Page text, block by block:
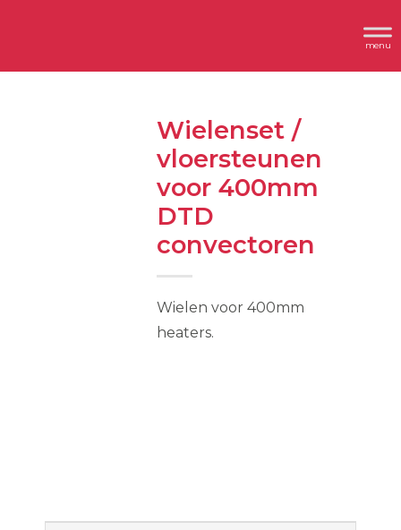
Header
Rechts
Wielenset /
vloersteunen
voor 400mm
DTD
convectoren
Wielen voor 400mm
heaters.